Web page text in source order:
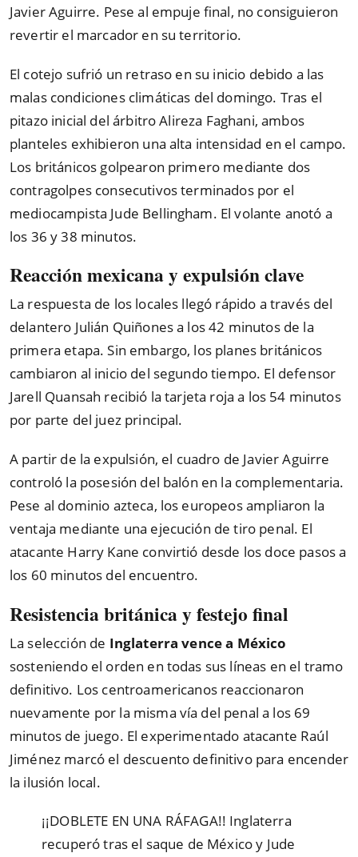
Javier Aguirre. Pese al empuje final, no consiguieron
revertir el marcador en su territorio.
El cotejo sufrió un retraso en su inicio debido a las
malas condiciones climáticas del domingo. Tras el
pitazo inicial del árbitro Alireza Faghani, ambos
planteles exhibieron una alta intensidad en el campo.
Los británicos golpearon primero mediante dos
contragolpes consecutivos terminados por el
mediocampista Jude Bellingham. El volante anotó a
los 36 y 38 minutos.
Reacción mexicana y expulsión clave
La respuesta de los locales llegó rápido a través del
delantero Julián Quiñones a los 42 minutos de la
primera etapa. Sin embargo, los planes británicos
cambiaron al inicio del segundo tiempo. El defensor
Jarell Quansah recibió la tarjeta roja a los 54 minutos
por parte del juez principal.
A partir de la expulsión, el cuadro de Javier Aguirre
controló la posesión del balón en la complementaria.
Pese al dominio azteca, los europeos ampliaron la
ventaja mediante una ejecución de tiro penal. El
atacante Harry Kane convirtió desde los doce pasos a
los 60 minutos del encuentro.
Resistencia británica y festejo final
La selección de Inglaterra vence a México
sosteniendo el orden en todas sus líneas en el tramo
definitivo. Los centroamericanos reaccionaron
nuevamente por la misma vía del penal a los 69
minutos de juego. El experimentado atacante Raúl
Jiménez marcó el descuento definitivo para encender
la ilusión local.
¡¡DOBLETE EN UNA RÁFAGA!! Inglaterra
recuperó tras el saque de México y Jude